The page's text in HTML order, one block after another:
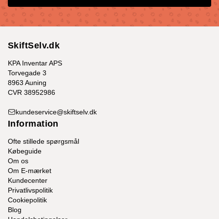
SkiftSelv.dk
KPA Inventar APS
Torvegade 3
8963 Auning
CVR 38952986
kundeservice@skiftselv.dk
Information
Ofte stillede spørgsmål
Købeguide
Om os
Om E-mærket
Kundecenter
Privatlivspolitik
Cookiepolitik
Blog